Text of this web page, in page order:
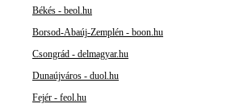
Békés - beol.hu
Borsod-Abaúj-Zemplén - boon.hu
Csongrád - delmagyar.hu
Dunaújváros - duol.hu
Fejér - feol.hu